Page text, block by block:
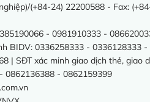
(+84-24) 22200588 - Fax:
- 0981910333 -
BIDV: 0336258333 - 0336128333 -
| SĐT xác minh giao dịch thẻ, giao
0862136388 - 0862159399